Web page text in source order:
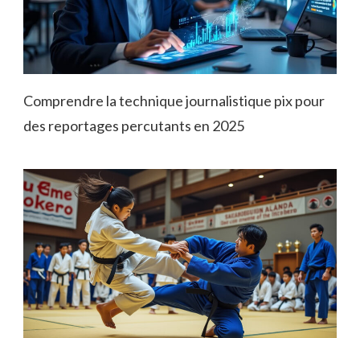
Comprendre la technique journalistique pix pour
des reportages percutants en 2025